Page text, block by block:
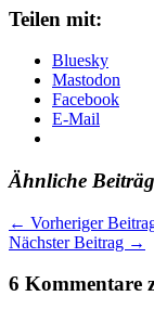
Teilen mit:
Bluesky
Mastodon
Facebook
E-Mail
Ähnliche
← Vorheriger
Nächster Beitrag →
6 Kommentare